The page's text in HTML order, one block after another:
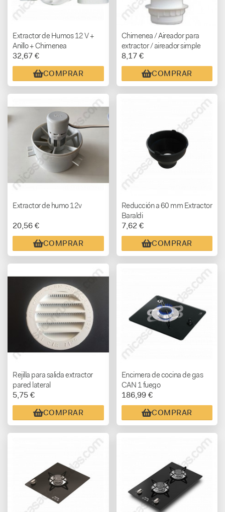
Extractor de Humos 12 V +
Anillo + Chimenea
32,67 €
COMPRAR
Chimenea / Aireador para
extractor / aireador simple
8,17 €
COMPRAR
Extractor de humo 12v
20,56 €
COMPRAR
Reducción a 60 mm Extractor
Baraldi
7,62 €
COMPRAR
Rejilla para salida extractor
pared lateral
5,75 €
COMPRAR
Encimera de cocina de gas
CAN 1 fuego
186,99 €
COMPRAR